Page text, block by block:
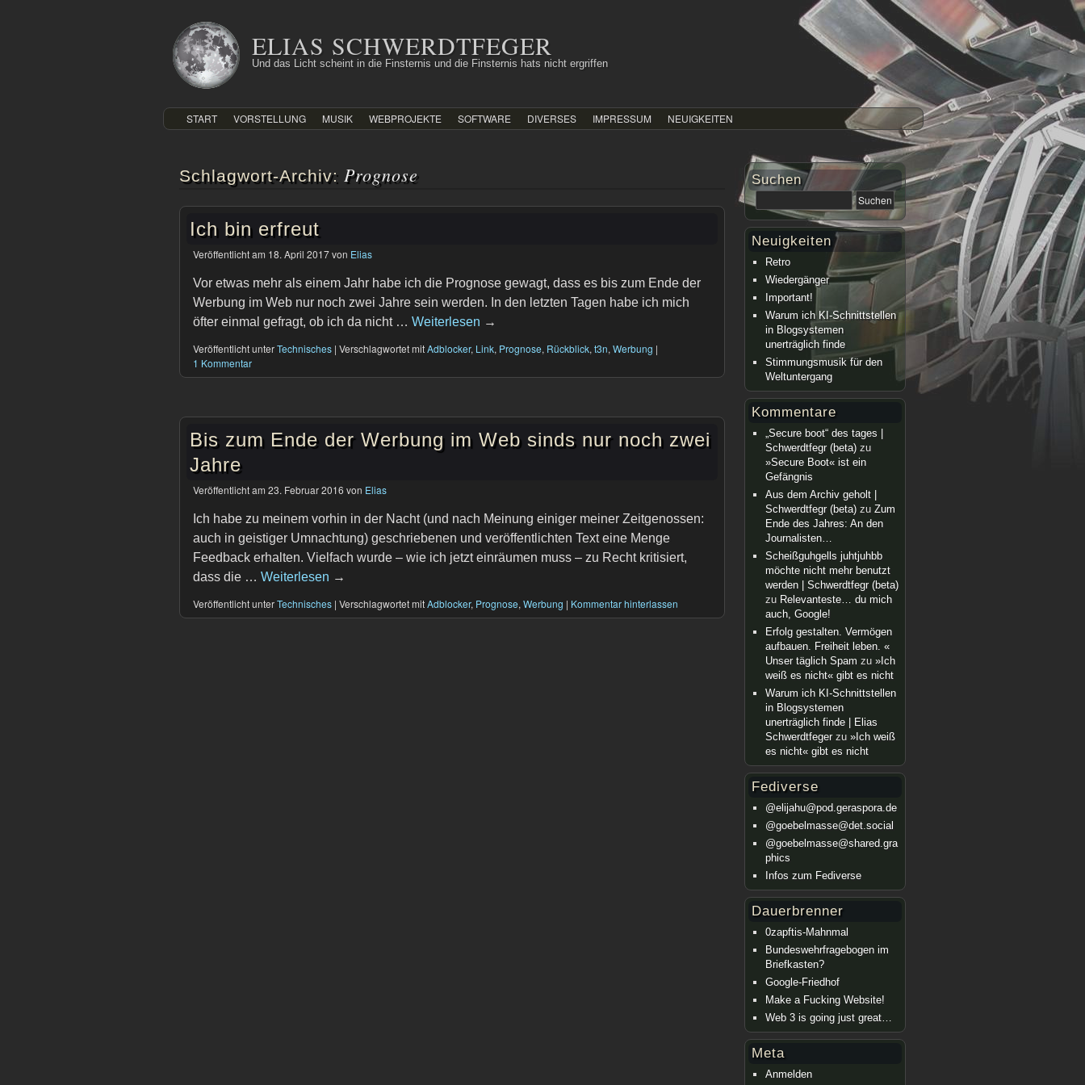
Inhalt
springen
ELIAS SCHWERDTFEGER
Und das Licht scheint in die Finsternis und die Finsternis hats nicht ergriffen
START VORSTELLUNG MUSIK WEBPROJEKTE SOFTWARE DIVERSES IMPRESSUM NEUIGKEITEN
Schlagwort-Archiv: Prognose
Ich bin erfreut
Veröffentlicht am 18. April 2017von Elias
Vor etwas mehr als einem Jahr habe ich die Prognose gewagt, dass es bis zum Ende der
Werbung im Web nur noch zwei Jahre sein werden. In den letzten Tagen habe ich mich
öfter einmal gefragt, ob ich da nicht … Weiterlesen →
Veröffentlicht unterTechnisches | Verschlagwortet mitAdblocker, Link, Prognose, Rückblick, t3n, Werbung |
1 Kommentar
Bis zum Ende der Werbung im Web sinds nur noch zwei
Jahre
Veröffentlicht am 23. Februar 2016 von Elias
Ich habe zu meinem vorhin in der Nacht (und nach Meinung einiger meiner Zeitgenossen:
auch in geistiger Umnachtung) geschriebenen und veröffentlichten Text eine Menge
Feedback erhalten. Vielfach wurde – wie ich jetzt einräumen muss – zu Recht kritisiert,
dass die … Weiterlesen →
Veröffentlicht unterTechnisches | Verschlagwortet mitAdblocker, Prognose, Werbung | Kommentar hinterlassen
Suchen
Neuigkeiten
Retro
Wiedergänger
Important!
Warum ich KI-Schnittstellen
in Blogsystemen
unerträglich finde
Stimmungsmusik für den
Weltuntergang
Kommentare
„Secure boot“ des tages |
Schwerdtfegr (beta)zu
»Secure Boot« ist ein
Gefängnis
Aus dem Archiv geholt |
Schwerdtfegr (beta)zu Zum
Ende des Jahres: An den
Journalisten…
Scheißguhgells juhtjuhbb
möchte nicht mehr benutzt
werden | Schwerdtfegr (beta)
zu Relevanteste… du mich
auch, Google!
Erfolg gestalten. Vermögen
aufbauen. Freiheit leben. «
Unser täglich Spam zu »Ich
weiß es nicht« gibt es nicht
Warum ich KI-Schnittstellen
in Blogsystemen
unerträglich finde | Elias
Schwerdtfegerzu »Ich weiß
es nicht« gibt es nicht
Fediverse
@elijahu@pod.geraspora.de
@goebelmasse@det.social
@goebelmasse@shared.gra
phics
Infos zum Fediverse
Dauerbrenner
0zapftis-Mahnmal
Bundeswehrfragebogen im
Briefkasten?
Google-Friedhof
Make a Fucking Website!
Web 3 is going just great…
Meta
Anmelden